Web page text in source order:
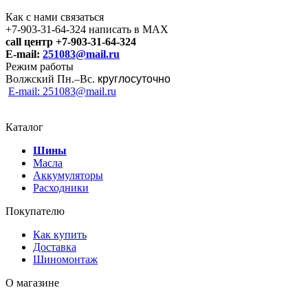
Как с нами связаться
+7-903-31-64-324 написать в MAX
call центр +7-903-31-64-324
E-mail: 251083@mail.ru
Режим работы
Волжский Пн.–Вс. круглосуточно
E-mail: 251083@mail.ru
Каталог
Шины
Масла
Аккумуляторы
Расходники
Покупателю
Как купить
Доставка
Шиномонтаж
О магазине